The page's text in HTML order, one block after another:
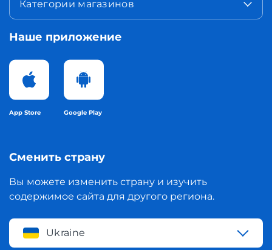
Категории магазинов
Наше приложение
App Store Google Play
Сменить страну
Вы можете изменить страну и изучить
содержимое сайта для другого региона.
Ukraine